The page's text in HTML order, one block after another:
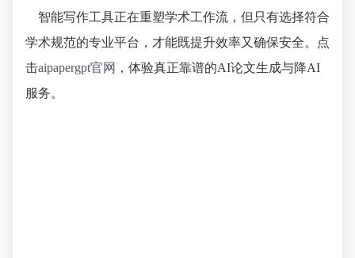
智能写作工具正在重塑学术工作流，但只有选择符合
学术规范的专业平台，才能既提升效率又确保安全。点
击aipapergpt官网 ，体验真正靠谱的AI论文生成与降AI
服务。